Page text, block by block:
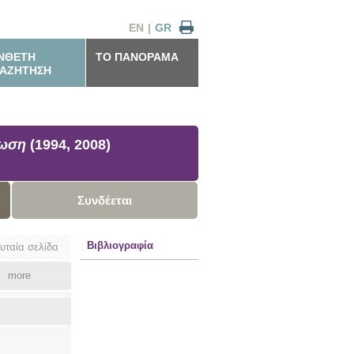
GR
|
EN
ΤΟ ΠΑΝΟΡΑΜΑ
(1994, 2008)
Συνδέεται
σελίδα
more
Βιβλιογραφία